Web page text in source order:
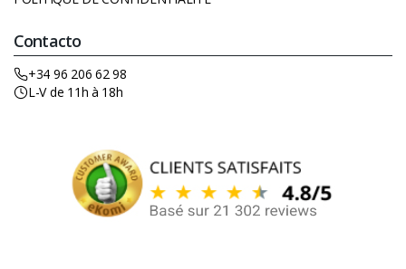
Contacto
+34 96 206 62 98
L-V de 11h à 18h